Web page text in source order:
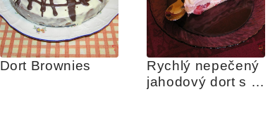
Dort Brownies
Rychlý nepečený
jahodový dort s